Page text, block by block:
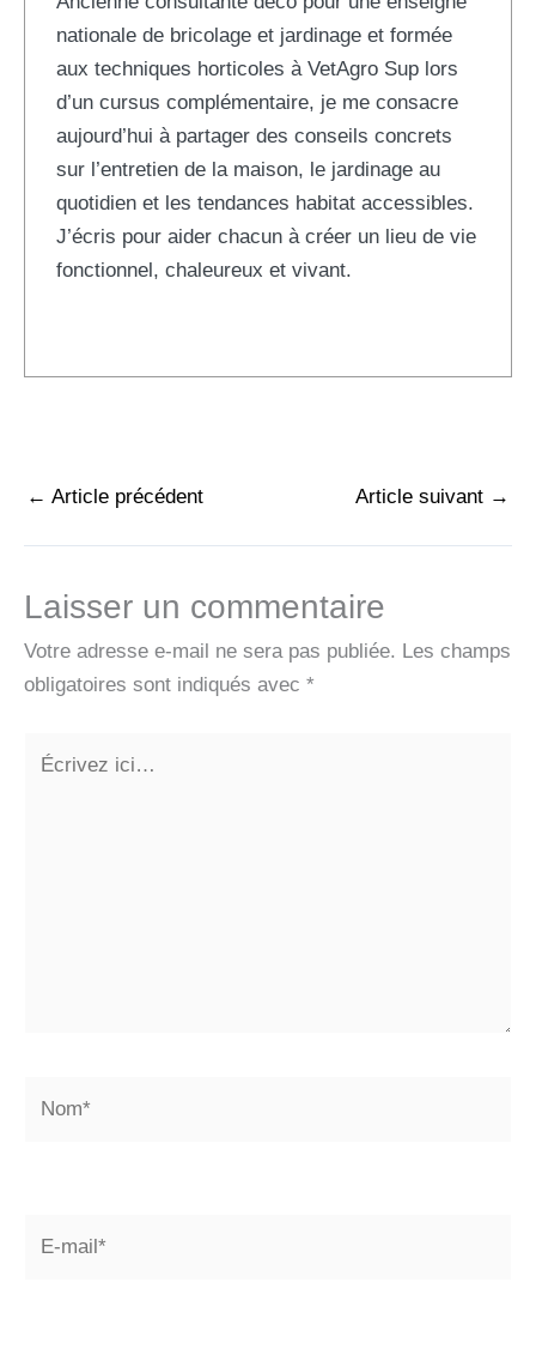
nationale de bricolage et jardinage et formée
aux techniques horticoles à VetAgro Sup lors
d’un cursus complémentaire, je me consacre
aujourd’hui à partager des conseils concrets
sur l’entretien de la maison, le jardinage au
quotidien et les tendances habitat accessibles.
J’écris pour aider chacun à créer un lieu de vie
fonctionnel, chaleureux et vivant.
← Article précédent Article suivant →
Laisser un commentaire
Votre adresse e-mail ne sera pas publiée. Les champs
obligatoires sont indiqués avec *